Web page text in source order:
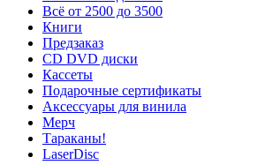
Всё от 2500 до 3500
Книги
Предзаказ
CD DVD диски
Кассеты
Подарочные сертификаты
Аксессуары для винила
Мерч
Тараканы!
LaserDisc